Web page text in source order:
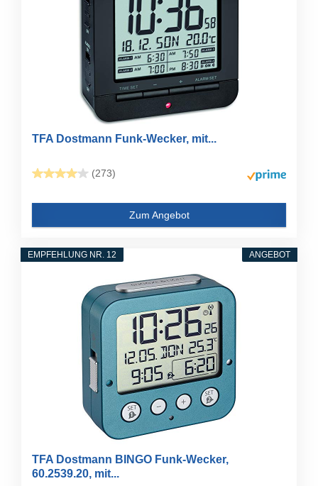
TFA Dostmann Funk-Wecker, mit...
(273)
Zum Angebot
ANGEBOT
EMPFEHLUNG NR. 12
TFA Dostmann BINGO Funk-Wecker,
60.2539.20, mit...